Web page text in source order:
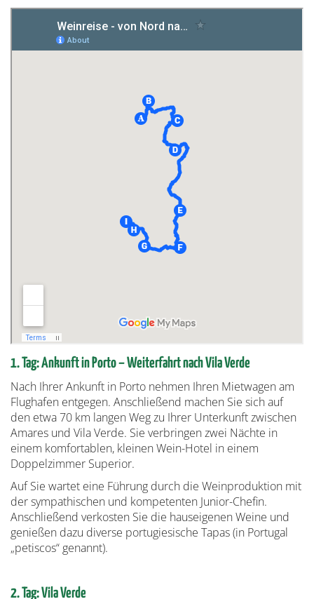
1. Tag: Ankunft in Porto – Weiterfahrt nach Vila Verde
Nach Ihrer Ankunft in Porto nehmen Ihren Mietwagen am
Flughafen entgegen. Anschließend machen Sie sich auf
den etwa 70 km langen Weg zu Ihrer Unterkunft zwischen
Amares und Vila Verde. Sie verbringen zwei Nächte in
einem komfortablen, kleinen Wein-Hotel in einem
Doppelzimmer Superior.
Auf Sie wartet eine Führung durch die Weinproduktion mit
der sympathischen und kompetenten Junior-Chefin.
Anschließend verkosten Sie die hauseigenen Weine und
genießen dazu diverse portugiesische Tapas (in Portugal
„petiscos“ genannt).
2. Tag: Vila Verde